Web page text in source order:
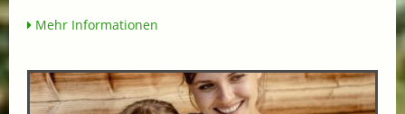
Mehr Informationen